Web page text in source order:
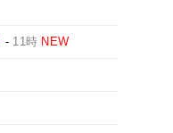
- 11時 NEW